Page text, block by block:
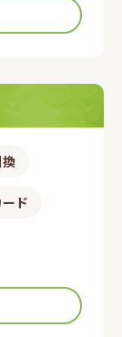
続きを
の他当
。
これに
を送信す
すること
ド